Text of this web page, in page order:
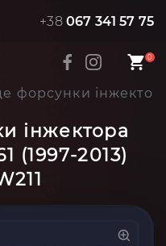
+38 067 341 57 75
0
форсунки
інжектора
(1997-2013)